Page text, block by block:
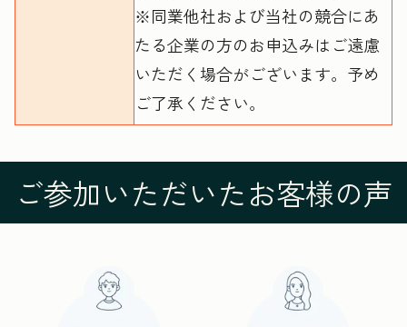
※同業他社および当社の競合にあ
たる企業の方のお申込みはご遠慮
いただく場合がございます。予め
ご了承ください。
ご参加いただいたお客様の声